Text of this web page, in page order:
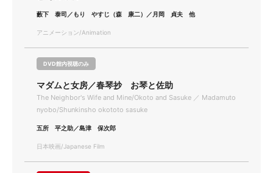
藪下 泰司／もり やすじ（森 康二）／月岡 貞夫 他
アニメーション/Animation
DVD館内視聴のみ
マダムと女房／春琴抄 お琴と佐助
The Neighbor's Wife and Mine/Okoto and Sasuke ／ Madamuto
nyobo/Shunkinsho okototo sasuke
五所 平之助／島津 保次郎
日本映画/Japanese Film